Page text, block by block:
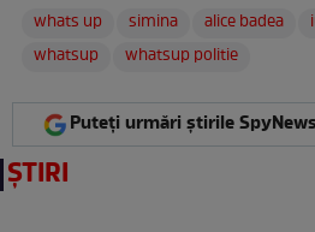
whats up
simina alice badea
whatsup
whatsup politie
Puteți urmări știrile
ȘTIRI